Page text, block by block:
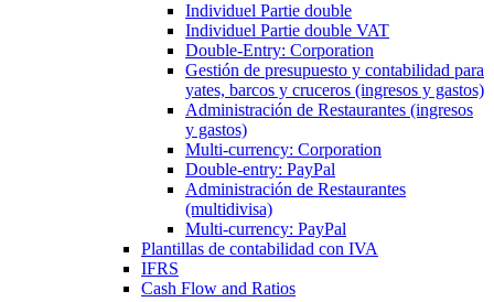
Individuel Partie double
Individuel Partie double VAT
Double-Entry: Corporation
Gestión de presupuesto y contabilidad para
yates, barcos y cruceros (ingresos y gastos)
Administración de Restaurantes (ingresos
y gastos)
Multi-currency: Corporation
Double-entry: PayPal
Administración de Restaurantes
(multidivisa)
Multi-currency: PayPal
Plantillas de contabilidad con IVA
IFRS
Cash Flow and Ratios